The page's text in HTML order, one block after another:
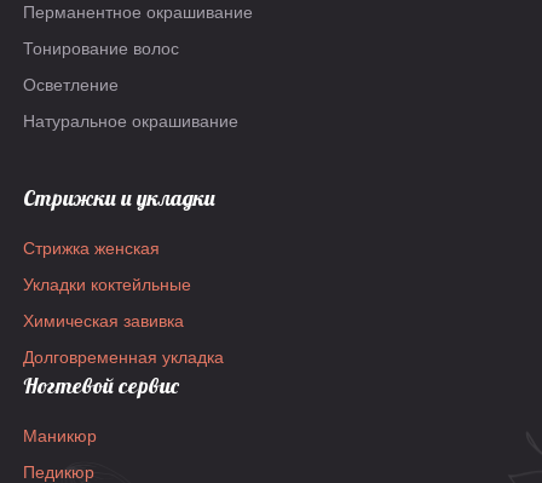
Перманентное окрашивание
Тонирование волос
Осветление
Натуральное окрашивание
Стрижки и укладки
Стрижка женская
Укладки коктейльные
Химическая завивка
Долговременная укладка
Ногтевой сервис
Маникюр
Педикюр